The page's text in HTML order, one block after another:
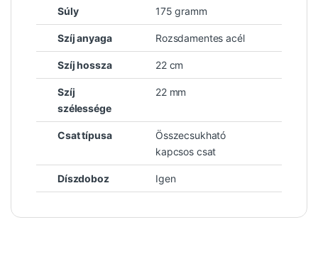
Súly 175 gramm
Szíj anyaga Rozsdamentes acél
Szíj hossza 22 cm
Szíj
szélessége
22 mm
Csat típusa
Összecsukható
kapcsos csat
Díszdoboz Igen